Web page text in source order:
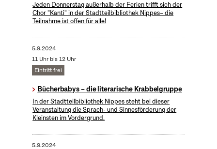
Jeden Donnerstag außerhalb der Ferien trifft sich der
Chor "Kanti" in der Stadtteilbibliothek Nippes– die
Teilnahme ist offen für alle!
5.9.2024
11 Uhr bis 12 Uhr
Eintritt frei
Bücherbabys – die literarische Krabbelgruppe
In der Stadtteilbibliothek Nippes steht bei dieser
Veranstaltung die Sprach- und Sinnesförderung der
Kleinsten im Vordergrund.
5.9.2024